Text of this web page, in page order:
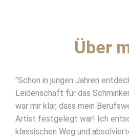
Über
"Schon in jungen Jahren
Leidenschaft für das
war mir klar, dass mein
Artist festgelegt war! Ich
klassischen Weg und